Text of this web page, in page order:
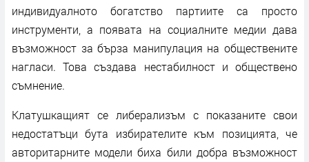
индивидуалното богатство партиите са просто
инструменти, а появата на социалните медии дава
възможност за бърза манипулация на обществените
нагласи. Това създава нестабилност и обществено
съмнение.
Клатушкащият се либерализъм с показаните свои
недостатъци бута избирателите към позицията, че
авторитарните модели биха били добра възможност